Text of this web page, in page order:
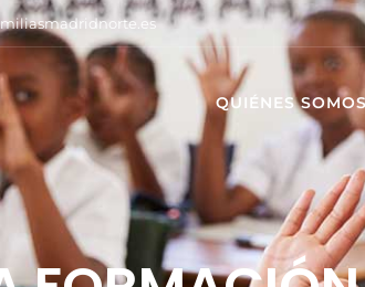
QUIÉNES